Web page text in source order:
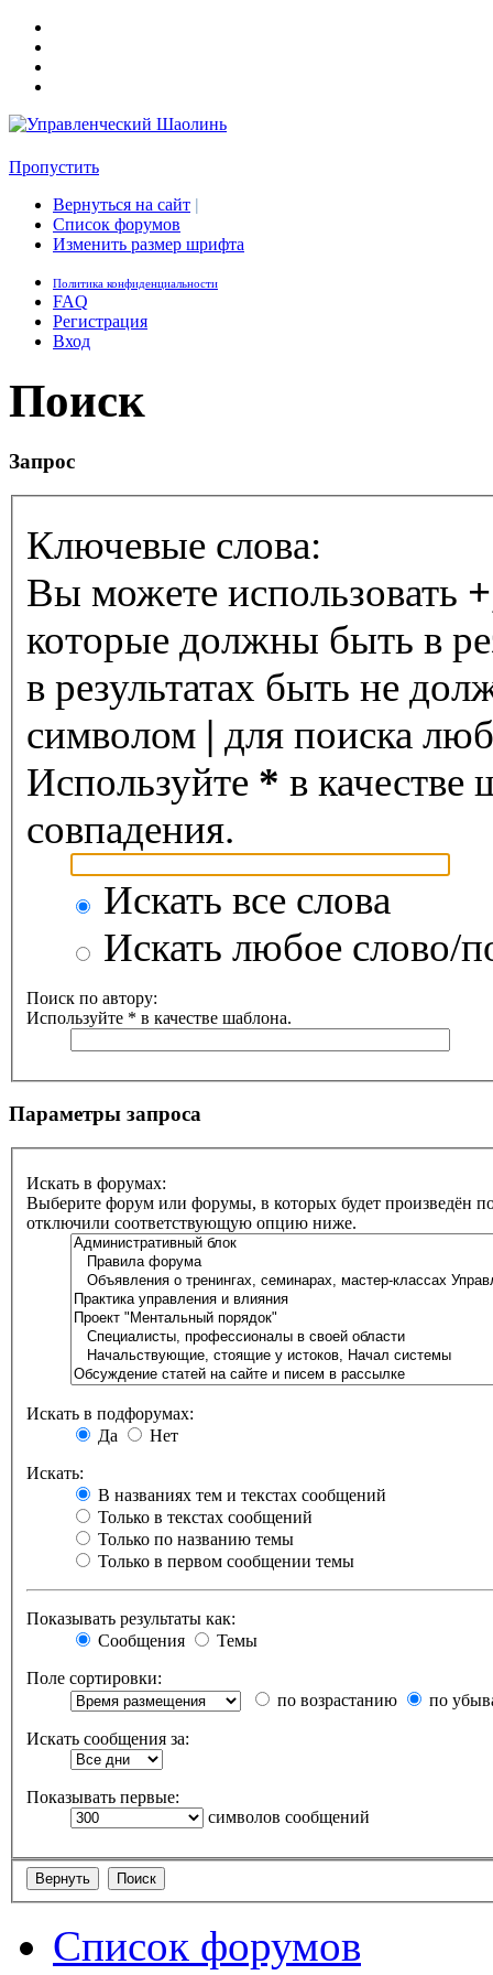
Пропустить
Вернуться на сайт |
Список форумов
Изменить размер шрифта
Политика конфиденциальности
FAQ
Регистрация
Вход
Поиск
Запрос
Ключевые слова:
Вы можете использовать +
которые должны быть в
в результатах быть не
символом | для поиска
Используйте * в качестве
совпадения.
Искать все слова
Искать любое слово/
Поиск по автору:
Используйте * в качестве шаблона.
Параметры запроса
Искать в форумах:
Выберите форум или форумы, в которых будет произведён
отключили соответствующую опцию ниже.
Искать в подфорумах:
Да
Нет
Искать:
В названиях тем и текстах сообщений
Только в текстах сообщений
Только по названию темы
Только в первом сообщении темы
Показывать результаты как:
Сообщения
Темы
Поле сортировки:
по возрастанию
по
Искать сообщения за:
Показывать первые:
символов сообщений
Список форумов